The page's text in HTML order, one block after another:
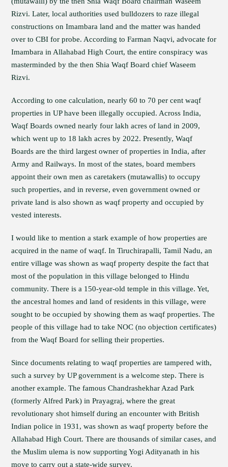
Rizvi. Later, local authorities used bulldozers to raze illegal
constructions on Imambara land and the matter was handed
over to CBI for probe. According to Farman Naqvi, advocate for
Imambara in Allahabad High Court, the entire conspiracy was
masterminded by the then Shia Waqf Board chief Waseem
Rizvi.
According to one calculation, nearly 60 to 70 per cent waqf
properties in UP have been illegally occupied. Across India,
Waqf Boards owned nearly four lakh acres of land in 2009,
which went up to 18 lakh acres by 2022. Presently, Waqf
Boards are the third largest owner of properties in India, after
Army and Railways. In most of the states, board members
appoint their own men as caretakers (mutawallis) to occupy
such properties, and in reverse, even government owned or
private land is also shown as waqf property and occupied by
vested interests.
I would like to mention a stark example of how properties are
acquired in the name of waqf. In Tiruchirapalli, Tamil Nadu, an
entire village was shown as waqf property despite the fact that
most of the population in this village belonged to Hindu
community. There is a 150-year-old temple in this village. Yet,
the ancestral homes and land of residents in this village, were
sought to be occupied by showing them as waqf properties. The
people of this village had to take NOC (no objection certificates)
from the Waqf Board for selling their properties.
Since documents relating to waqf properties are tampered with,
such a survey by UP government is a welcome step. There is
another example. The famous Chandrashekhar Azad Park
(formerly Alfred Park) in Prayagraj, where the great
revolutionary shot himself during an encounter with British
Indian police in 1931, was shown as waqf property before the
Allahabad High Court. There are thousands of similar cases, and
the Muslim ulema is now supporting Yogi Adityanath in his
move to carry out a state-wide survey.